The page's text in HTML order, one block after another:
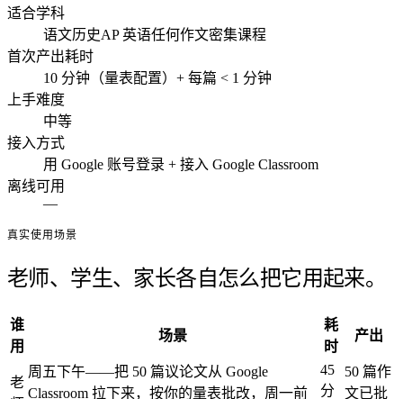
适合学科
语文历史AP 英语任何作文密集课程
首次产出耗时
10 分钟（量表配置）+ 每篇 < 1 分钟
上手难度
中等
接入方式
用 Google 账号登录 + 接入 Google Classroom
离线可用
—
真实使用场景
老师、学生、家长各自怎么把它用起来。
谁
用
场景
耗
时
产出
老
周五下午——把 50 篇议论文从 Google
Classroom 拉下来，按你的量表批改，周一前
45
分
50 篇作
文已批